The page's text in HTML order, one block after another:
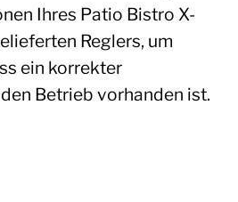
Ihres Patio Bistro X-
Reglers, um
ein korrekter
Betrieb vorhanden ist.